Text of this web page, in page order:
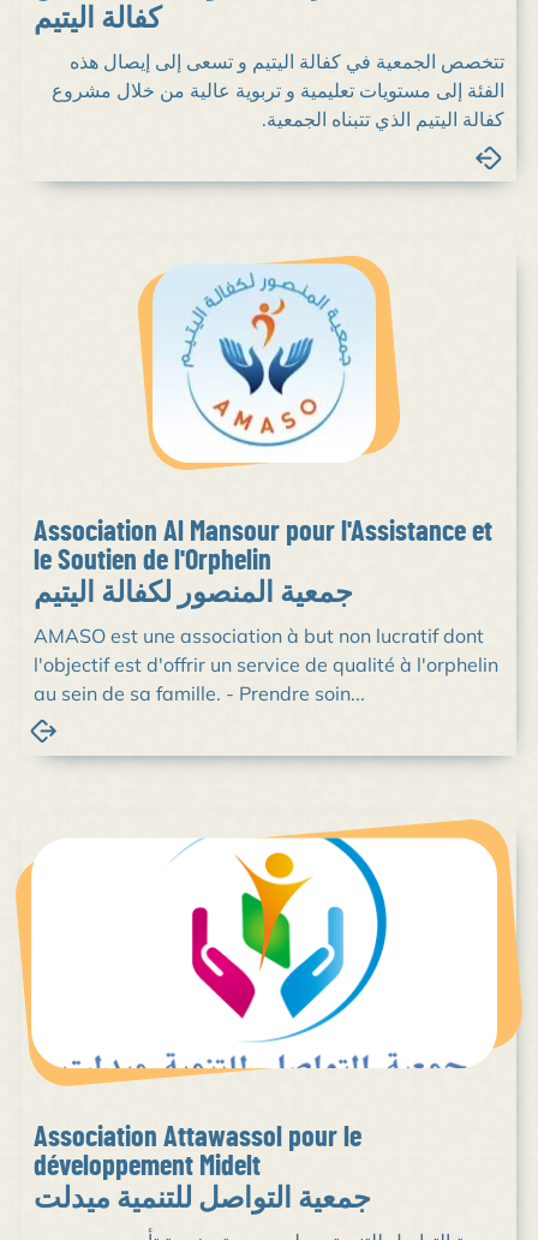
كفالة اليتيم
تتخصص الجمعية في كفالة اليتيم و تسعى إلى إيصال هذه
الفئة إلى مستويات تعليمية و تربوية عالية من خلال مشروع
كفالة اليتيم الذي تتبناه الجمعية.
Association Al Mansour pour l'Assistance et
le Soutien de l'Orphelin
جمعية المنصور لكفالة اليتيم
AMASO est une association à but non lucratif dont
l'objectif est d'offrir un service de qualité à l'orphelin
au sein de sa famille. - Prendre soin...
Association Attawassol pour le
développement Midelt
جمعية التواصل للتنمية ميدلت